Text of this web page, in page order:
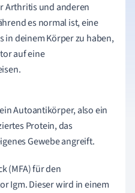
Arthritis und anderen
es normal ist, eine
in deinem Körper zu haben,
auf eine
Autoantikörper, also ein
Protein, das
Gewebe angreift.
(MFA) für den
Igm. Dieser wird in einem